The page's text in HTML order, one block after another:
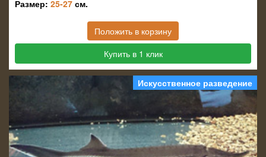
Размер: 25-27 см.
Положить в корзину
Купить в 1 клик
Искусственное разведение